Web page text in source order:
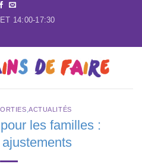
14:00-17:30
,ACTUALITÉS
les familles :